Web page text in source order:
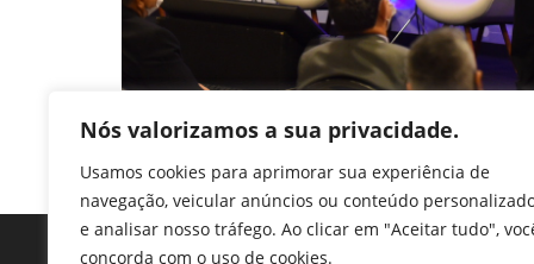
Nós valorizamos a sua privacidade.
Usamos cookies para aprimorar sua experiência de
navegação, veicular anúncios ou conteúdo
e analisar nosso tráfego. Ao clicar em "Aceitar tudo",
concorda com o uso de cookies.